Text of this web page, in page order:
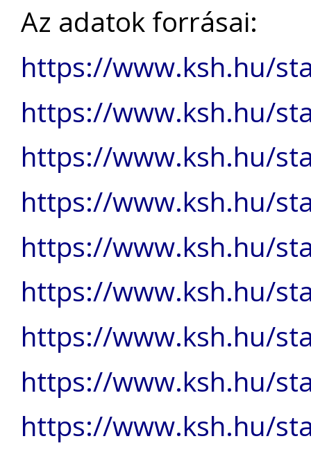
Az adatok forrásai:
https://www.ksh.hu/
https://www.ksh.hu/
https://www.ksh.hu/
https://www.ksh.hu/
https://www.ksh.hu/
https://www.ksh.hu/
https://www.ksh.hu/
https://www.ksh.hu/
https://www.ksh.hu/